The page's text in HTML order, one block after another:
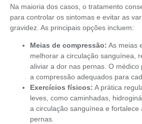
Na maioria dos casos, o tratamento
para controlar os sintomas e evitar as
gravidez. As principais opções incluem:
Meias de compressão: As meias
melhorar a circulação sanguínea,
aliviar a dor nas pernas. O médico
a compressão adequados para
Exercícios físicos: A prática
leves, como caminhadas,
a circulação sanguínea e fortalece
pernas.